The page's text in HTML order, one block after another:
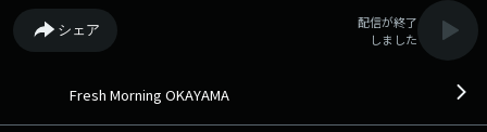
TODAY'S KEY NUMBER 】 この数字を知っておけば、会議や朝礼で話せ
る！ 今日のニュースを象徴するたった一つの数字を紹介します。
▽08:09〜 【 今日のスポーツ 】 今日、注目のスポーツを60秒でまるっと
https://www.fm-okayama.co.jp/freshmorning_okayama/index.html メ
シェア
配信が終了
しました
Fresh Morning OKAYAMA